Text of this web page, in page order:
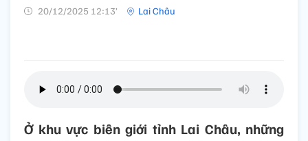
20/12/2025 12:13’ Lai Châu
Ở khu vực biên giới tỉnh Lai Châu, những